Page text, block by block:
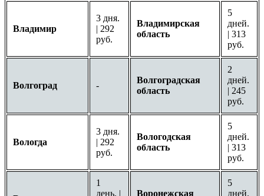
Владимир
3 дня.
| 292
руб.
Владимирская
область
5
дней.
| 313
руб.
Волгоград -
Волгоградская
область
2
дней.
| 245
руб.
Вологда
3 дня.
| 292
руб.
Вологодская
область
5
дней.
| 313
руб.
1
день. |
Воронежская
5
дней.